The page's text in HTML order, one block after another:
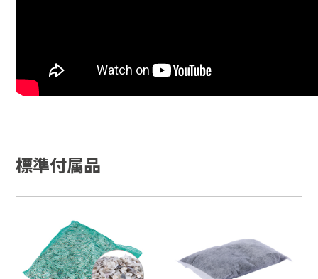
標準付属品